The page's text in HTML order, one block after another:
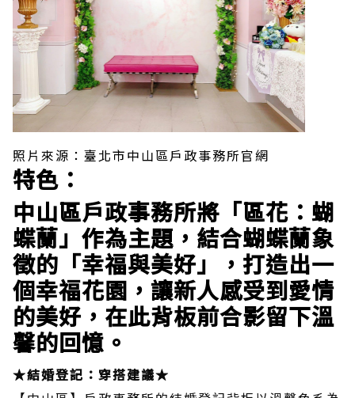
照片來源：臺北市中山區戶政事務所官網
特色：
中山區戶政事務所將「區花：蝴
蝶蘭」作為主題，結合蝴蝶蘭象
徵的「幸福與美好」，打造出一
個幸福花園，讓新人感受到愛情
的美好，在此背板前合影留下溫
馨的回憶。
★結婚登記：穿搭建議★